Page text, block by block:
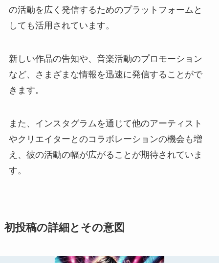
の活動を広く発信するためのプラットフォームと
しても活用されています。
新しい作品の告知や、音楽活動のプロモーション
など、さまざまな情報を迅速に発信することがで
きます。
また、インスタグラムを通じて他のアーティスト
やクリエイターとのコラボレーションの機会も増
え、彼の活動の幅が広がることが期待されていま
す。
初投稿の詳細とその意図